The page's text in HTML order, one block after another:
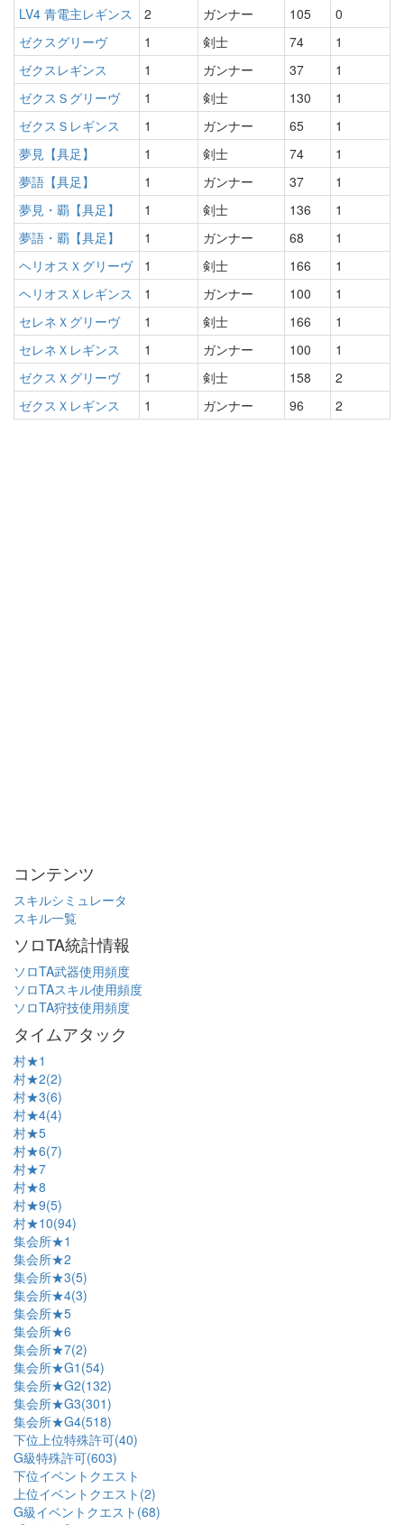
LV4 青電主レギンス
2 ガンナー 105
0
ゼクスグリーヴ
1 剣士 74
1
ゼクスレギンス
1 ガンナー 37
1
ゼクスＳグリーヴ
1 剣士 130
1
ゼクスＳレギンス
1 ガンナー 65
1
夢見【具足】
1 剣士 74
1
夢語【具足】
1 ガンナー 37
1
夢見・覇【具足】
1 剣士 136
1
夢語・覇【具足】
1 ガンナー 68
1
ヘリオスＸグリーヴ
1 剣士 166
1
ヘリオスＸレギンス
1 ガンナー 100
1
セレネＸグリーヴ
1 剣士 166
1
セレネＸレギンス
1 ガンナー 100
1
ゼクスＸグリーヴ
1 剣士 158
2
ゼクスＸレギンス
1 ガンナー 96 2
コンテンツ
スキルシミュレータ
スキル一覧
ソロTA統計情報
ソロTA武器使用頻度
ソロTAスキル使用頻度
ソロTA狩技使用頻度
タイムアタック
村★1
村★2(2)
村★3(6)
村★4(4)
村★5
村★6(7)
村★7
村★8
村★9(5)
村★10(94)
集会所★1
集会所★2
集会所★3(5)
集会所★4(3)
集会所★5
集会所★6
集会所★7(2)
集会所★G1(54)
集会所★G2(132)
集会所★G3(301)
集会所★G4(518)
下位上位特殊許可(40)
G級特殊許可(603)
下位イベントクエスト
上位イベントクエスト(2)
G級イベントクエスト(68)